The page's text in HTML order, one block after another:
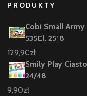
PRODUKTY
Cobi Small
535El. 2518
129,90zł
Smily Play
24/48
9,90zł